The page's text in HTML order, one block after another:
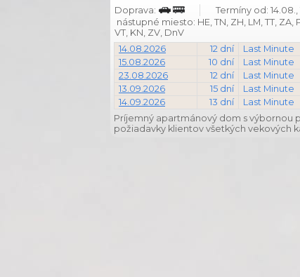
Doprava:
Termíny od: 14.08.,
nástupné miesto: HE, TN, ZH, LM, TT, ZA,
VT, KN, ZV, DnV
14.08.2026
12 dní Last Minute
15.08.2026
10 dní Last Minute
23.08.2026
12 dní Last Minute
13.09.2026
15 dní Last Minute
14.09.2026
13 dní Last Minute
Príjemný apartmánový dom s výbornou
požiadavky klientov všetkých vekových